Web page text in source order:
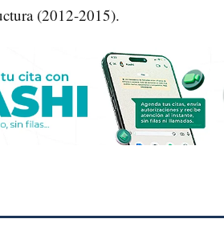
(2012-2015).